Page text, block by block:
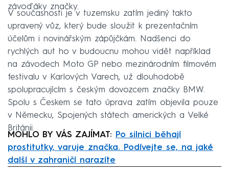
závoďáky značky.
V současnosti je v tuzemsku zatím jediný takto
upravený vůz, který bude sloužit k prezentačním
účelům i novinářským zápůjčkám. Nadšenci do
rychlých aut ho v budoucnu mohou vidět například
na závodech Moto GP nebo mezinárodním filmovém
festivalu v Karlových Varech, už dlouhodobě
spolupracujícím s českým dovozcem značky BMW.
Spolu s Českem se tato úprava zatím objevila pouze
v Německu, Spojených státech amerických a Velké
Británii.
MOHLO BY VÁS ZAJÍMAT:
Po silnici běhají
prostitutky, varuje značka. Podívejte se, na jaké
další v zahraničí narazíte